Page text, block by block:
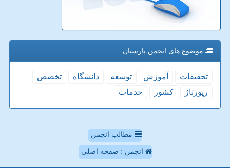
موضوع های انجمن پارسیان
تحقیقات آموزش توسعه دانشگاه
تخصص
رپورتاژ
كشور خدمات
مطالب انجمن
انجمن : صفحه اصلی